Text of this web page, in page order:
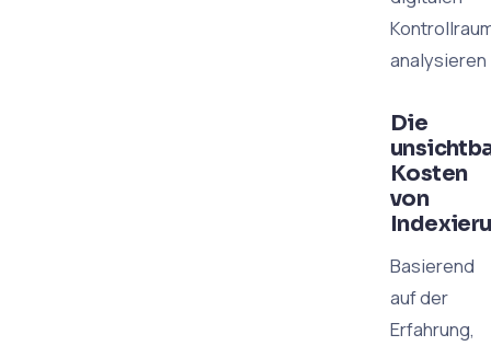
analysieren
Die
Kosten
von
Basierend
auf der
Erfahrung,